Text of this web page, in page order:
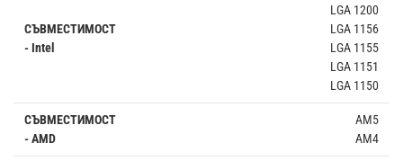
СЪВМЕСТИМОСТ
- Intel
LGA 1200
LGA 1156
LGA 1155
LGA 1151
LGA 1150
СЪВМЕСТИМОСТ
- AMD
AM5
AM4